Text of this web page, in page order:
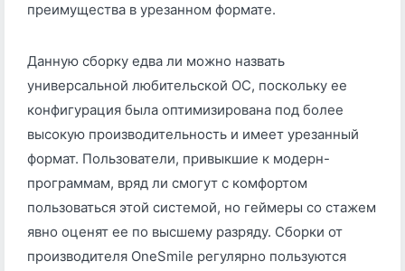
преимущества в урезанном формате.
Данную сборку едва ли можно назвать
универсальной любительской ОС, поскольку ее
конфигурация была оптимизирована под более
высокую производительность и имеет урезанный
формат. Пользователи, привыкшие к модерн-
программам, вряд ли смогут с комфортом
пользоваться этой системой, но геймеры со стажем
явно оценят ее по высшему разряду. Сборки от
производителя OneSmile регулярно пользуются